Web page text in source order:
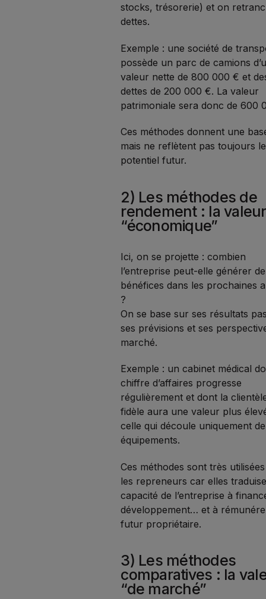
stocks, trésorerie) et on
dettes.
Exemple : une société de
possède un parc de camions
valeur nette de 800 000 € et
dettes de 200 000 €. La valeur
patrimoniale sera donc de 600
Ces méthodes donnent une
mais ne reflètent pas toujours le
potentiel futur.
2) Les méthodes de
rendement : la valeur
“économique”
Ici, on se projette : combien
l’entreprise peut-elle générer de
bénéfices dans les prochaines
?
On se base sur ses résultats
ses prévisions et ses
marché.
Exemple : un cabinet médical
chiffre d’affaires progresse
régulièrement et dont la
fidèle aura une valeur plus
celle qui découle uniquement
équipements.
Ces méthodes sont très
les repreneurs car elles
capacité de l’entreprise à
développement… et à
futur propriétaire.
3) Les méthodes
comparatives : la
“de marché”